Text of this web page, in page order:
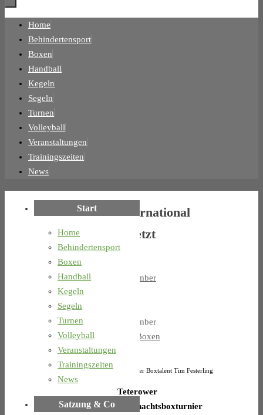
Zum
Inhalt
springen
Home
Behindertensport
Boxen
Handball
Kegeln
Segeln
Turnen
Volleyball
Veranstaltungen
Trainingszeiten
News
International
besetzt
November
November
Boxen
Teterower Boxtalent Tim Festerling
Teterower
Weihnachtsboxturnier
Start
Home
Behindertensport
Boxen
Handball
Kegeln
Segeln
Turnen
Volleyball
Veranstaltungen
Trainingszeiten
News
Satzung & Co